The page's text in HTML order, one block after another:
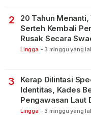
2
20 Tahun Menanti,
Serteh Kembali
Rusak Secara
Lingga - 3 minggu yang
3
Kerap Dilintasi
Identitas, Kades
Pengawasan Laut
Lingga - 3 minggu yang